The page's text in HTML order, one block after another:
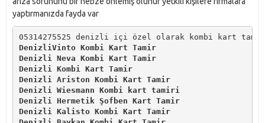
yaptırmanızda fayda var
05314275525 denizli içi özel olarak kombi kart
DenizliVinto Kombi Kart Tamir
Denizli Neva Kombi Kart Tamir
Denizli Kombi Kart Tamir
Denizli Ariston Kombi Kart Tamir
Denizli Wiesmann Kombi kart tamiri
Denizli Hermetik Şofben Kart Tamir
Denizli Kalisto Kombi Kart Tamir